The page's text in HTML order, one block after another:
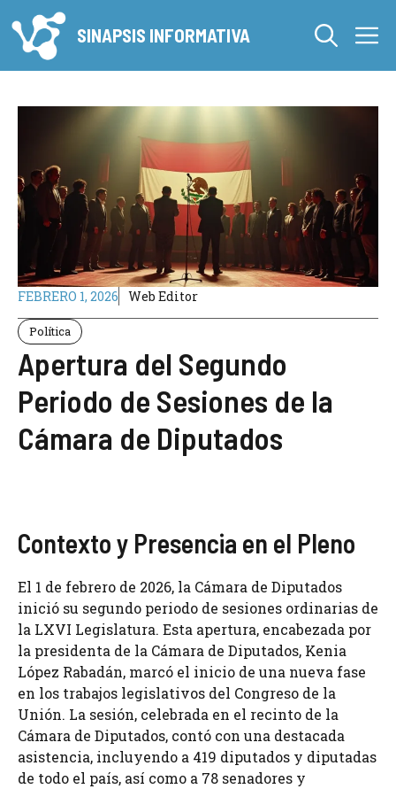
al
contenido
SINAPSIS INFORMATIVA
FEBRERO 1, 2026 Web Editor
Política
Apertura del Segundo
Periodo de Sesiones de la
Cámara de Diputados
Contexto y Presencia en el Pleno
El 1 de febrero de 2026, la Cámara de Diputados
inició su segundo periodo de sesiones ordinarias de
la LXVI Legislatura. Esta apertura, encabezada por
la presidenta de la Cámara de Diputados, Kenia
López Rabadán, marcó el inicio de una nueva fase
en los trabajos legislativos del Congreso de la
Unión. La sesión, celebrada en el recinto de la
Cámara de Diputados, contó con una destacada
asistencia, incluyendo a 419 diputados y diputadas
de todo el país, así como a 78 senadores y